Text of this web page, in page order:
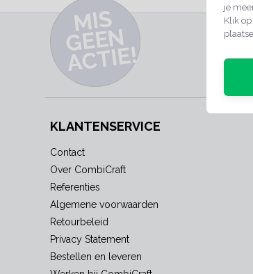
je
Klik op
MI
S
G
E
E
N
A
C
TI
E!
KLANTENSERVICE
Contact
Over CombiCraft
Referenties
Algemene voorwaarden
Retourbeleid
Privacy Statement
Bestellen en leveren